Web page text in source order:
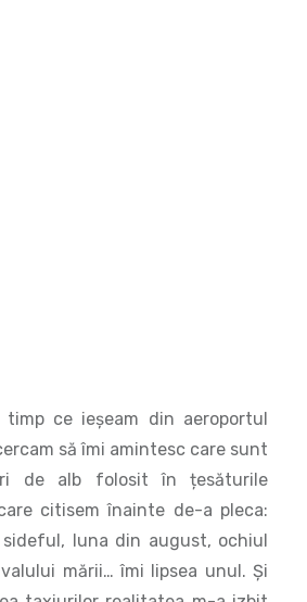
mării… îmi lipsea unul. Și
taxiurilor realitatea m-a izbit
vânzător de fructe, cu o bâtă în
cu un domn care își făcea
Domnul avea o problemă
iar discuția trena. Din când